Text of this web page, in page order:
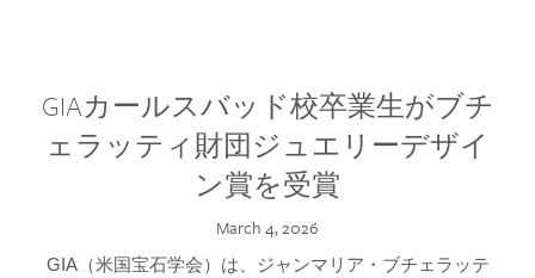
GIAカールスバッド校卒業生がブチ
ェラッティ財団ジュエリーデザイ
ン賞を受賞
March 4, 2026
GIA（米国宝石学会）は、ジャンマリア・ブチェラッテ